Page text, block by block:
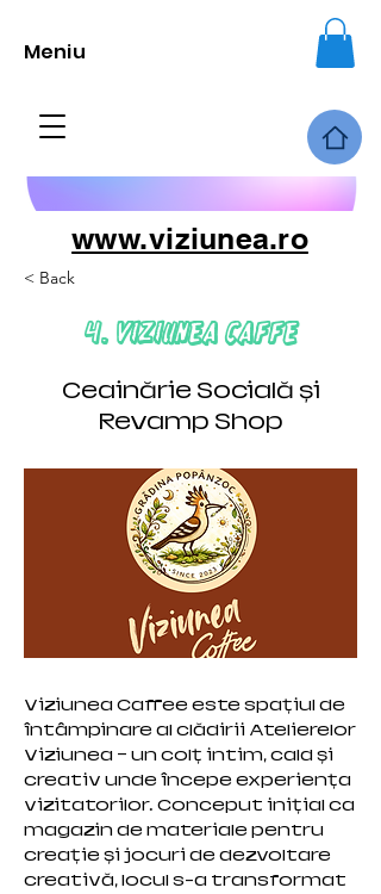
Meniu
www.viziunea.ro
< Back
4. Viziunea Caffe
Ceainărie Socială și
Revamp Shop
Viziunea Caffee este spațiul de
întâmpinare al clădirii Atelierelor
Viziunea — un colț intim, cald și
creativ unde începe experiența
vizitatorilor. Conceput inițial ca
magazin de materiale pentru
creație și jocuri de dezvoltare
creativă, locul s-a transformat